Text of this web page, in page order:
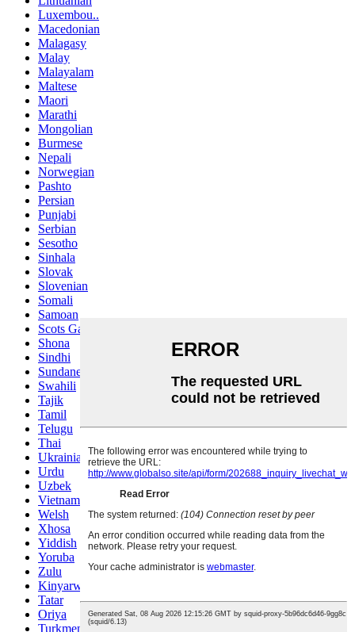
Luxembou..
Macedonian
Malagasy
Malay
Malayalam
Maltese
Maori
Marathi
Mongolian
Burmese
Nepali
Norwegian
Pashto
Persian
Punjabi
Serbian
Sesotho
Sinhala
Slovak
Slovenian
Somali
Samoan
Scots Gaelic
Shona
Sindhi
Sundanese
Swahili
Tajik
Tamil
Telugu
Thai
Ukrainian
Urdu
Uzbek
Vietnamese
Welsh
Xhosa
Yiddish
Yoruba
Zulu
Kinyarwanda
Tatar
Oriya
Turkmen